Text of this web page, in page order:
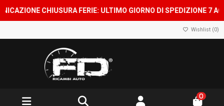
CHIUSURA FERIE: ULTIMO GIORNO DI SPEDIZIONE 7
Wishlist (0)
0